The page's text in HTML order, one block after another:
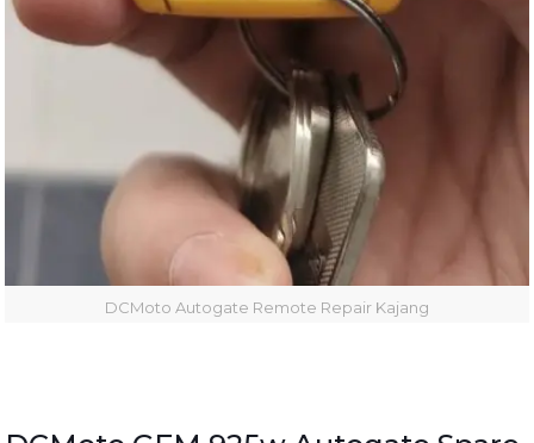
DCMoto Autogate Remote Repair Kajang